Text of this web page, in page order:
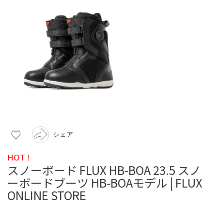
シェア
HOT !
スノーボード FLUX HB-BOA 23.5 スノ
ーボードブーツ HB-BOAモデル | FLUX
ONLINE STORE